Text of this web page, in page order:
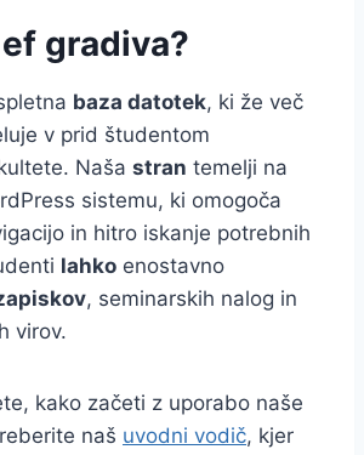
gradiva?
baza datotek, ki že več
v prid študentom
Naša stran temelji na
sistemu, ki omogoča
in hitro iskanje potrebnih
lahko enostavno
, seminarskih nalog in
virov.
kako začeti z uporabo naše
naš uvodni vodič, kjer